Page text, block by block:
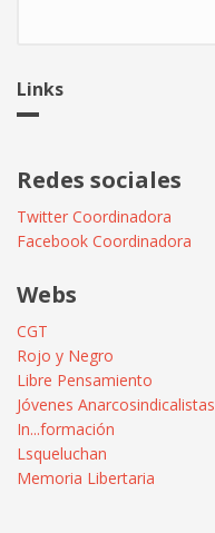
Links
Redes sociales
Twitter Coordinadora
Facebook Coordinadora
Webs
CGT
Rojo y Negro
Libre Pensamiento
Jóvenes Anarcosindicalistas
In...formación
Lsqueluchan
Memoria Libertaria